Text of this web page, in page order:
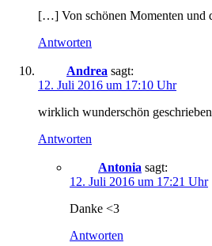
[…] Von schönen Momenten und
Antworten
Andrea sagt:
12. Juli 2016 um 17:10 Uhr
wirklich wunderschön
Antworten
Antonia sagt:
12. Juli 2016 um 17:21 Uhr
Danke <3
Antworten